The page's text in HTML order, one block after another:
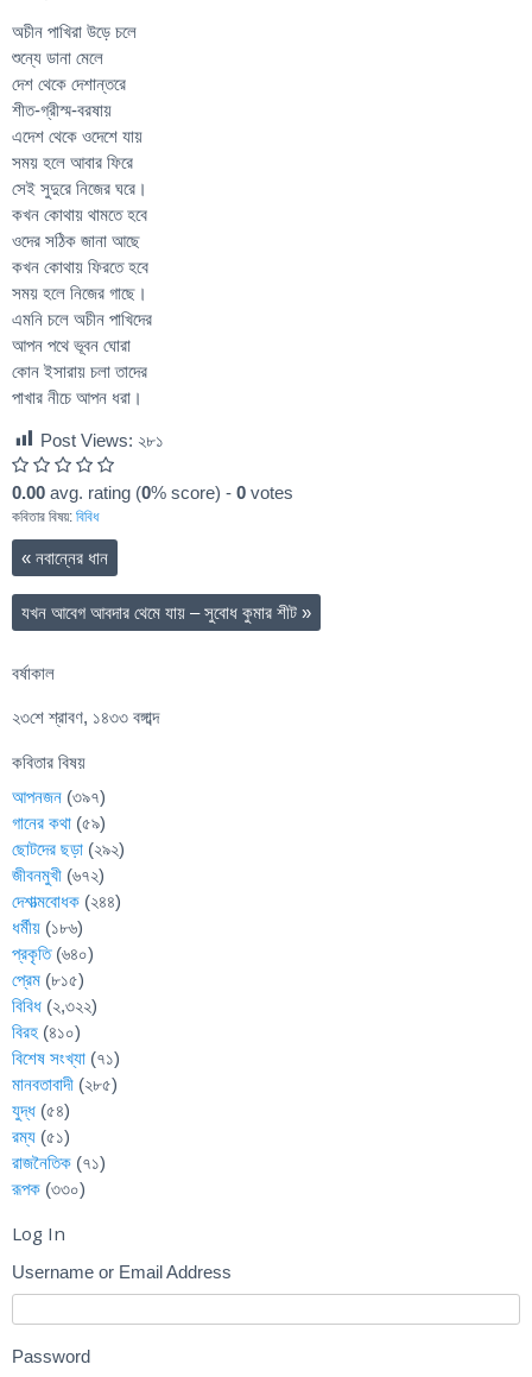
অচীন পাখিরা উড়ে চলে
শুন্যে ডানা মেলে
দেশ থেকে দেশান্তরে
শীত-গ্রীস্ম-বরষায়
এদেশ থেকে ওদেশে যায়
সময় হলে আবার ফিরে
সেই সুদুরে নিজের ঘরে।
কখন কোথায় থামতে হবে
ওদের সঠিক জানা আছে
কখন কোথায় ফিরতে হবে
সময় হলে নিজের গাছে।
এমনি চলে অচীন পাখিদের
আপন পথে ভূবন ঘোরা
কোন ইসারায় চলা তাদের
পাখার নীচে আপন ধরা।
Post Views: ২৮১
0.00 avg. rating (0% score) - 0 votes
কবিতার বিষয়: বিবিধ
« নবান্নের ধান
যখন আবেগ আবদার থেমে যায় – সুবোধ কুমার শীট »
বর্ষাকাল
২৩শে শ্রাবণ, ১৪৩৩ বঙ্গাব্দ
কবিতার বিষয়
আপনজন (৩৯৭)
গানের কথা (৫৯)
ছোটদের ছড়া (২৯২)
জীবনমুখী (৬৭২)
দেশাত্মবোধক (২৪৪)
ধর্মীয় (১৮৬)
প্রকৃতি(৬৪০)
প্রেম (৮১৫)
বিবিধ (২,৩২২)
বিরহ (৪১০)
বিশেষ সংখ্যা (৭১)
মানবতাবাদী (২৮৫)
যুদ্ধ (৫৪)
রম্য (৫১)
রাজনৈতিক (৭১)
রূপক (৩৩০)
Log In
Username or Email Address
Password